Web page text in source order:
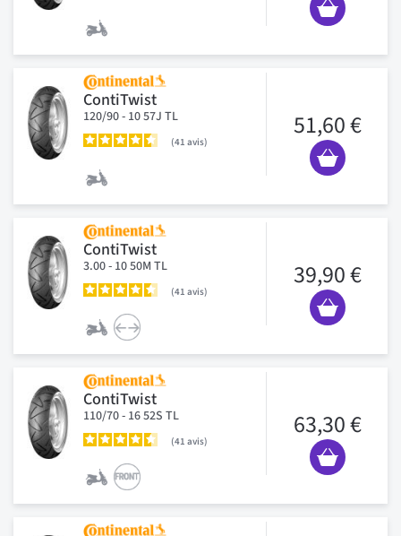
ContiTwist
120/90 - 10 57J TL
41 avis
51,60 €
ContiTwist
3.00 - 10 50M TL
41 avis
39,90 €
ContiTwist
110/70 - 16 52S TL
41 avis
63,30 €